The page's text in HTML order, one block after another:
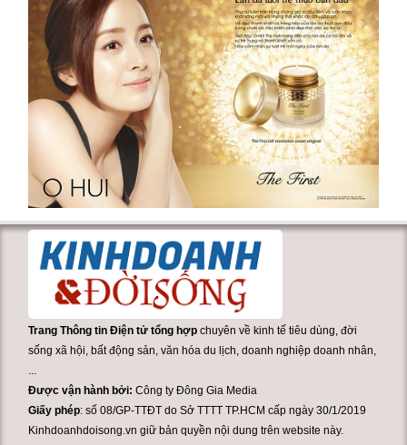
Trang Thông tin Điện tử tổng hợp chuyên về kinh tế tiêu dùng, đời
sống xã hội, bất động sản, văn hóa du lịch, doanh nghiệp doanh nhân,
...
Được vận hành bởi:Công ty Đông Gia Media
Giấy phép: số 08/GP-TTĐT do Sở TTTT TP.HCM cấp ngày 30/1/2019
Kinhdoanhdoisong.vn giữ bản quyền nội dung trên website này.